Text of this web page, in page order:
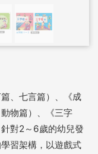
、七言篇）、《成
物篇）、《三字
對2～6歲的幼兒發
習架構，以遊戲式